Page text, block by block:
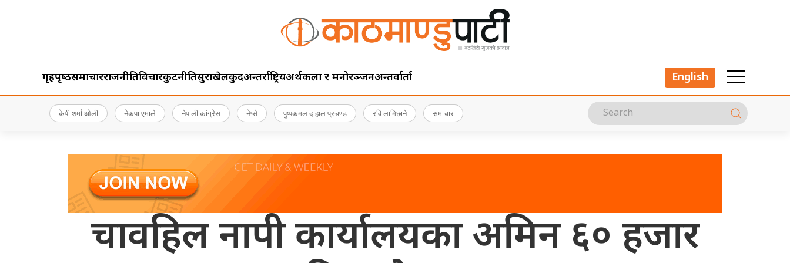
गृहपृष्‍ठसमाचारराजनीतिविचारकुटनीतिसुरक्षाखेलकुदअन्तर्राष्ट्रियअर्थकला र मनोरञ्जनअन्तर्वार्ता English
केपी शर्मा ओली नेकपा एमाले नेपाली कांग्रेस नेप्से पुष्पकमल दाहाल प्रचण्ड रवि लामिछाने समाचार
चावहिल नापी कार्यालयका अमिन ६० हजार